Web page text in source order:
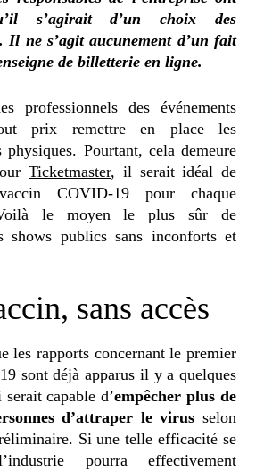
s’agirait d’un choix des
Il ne s’agit aucunement d’un fait
de billetterie en ligne.
professionnels des événements
prix remettre en place les
physiques. Pourtant, cela demeure
Ticketmaster, il serait idéal de
COVID-19 pour chaque
le moyen le plus sûr de
shows publics sans inconforts et
sans accès
les rapports concernant le premier
sont déjà apparus il y a quelques
capable d’empêcher plus de
d’attraper le virus selon
Si une telle efficacité se
pourra effectivement